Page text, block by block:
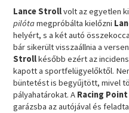
Lance Strollvolt az egyetlen
pilótamegpróbálta kielőzni
helyért, s a két autó
bár sikerült visszaállnia a
Strollkésőbb ezért az
kapott a sportfelügyelőktől.
büntetést is begyűjtött, mivel
pályahatárokat. A Racing Point
garázsba az autójával és